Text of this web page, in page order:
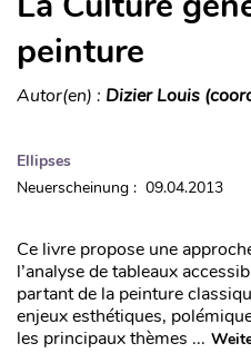
peinture
Autor(en) : Dizier Louis
Ellipses
Neuerscheinung : 09.04.2013
Ce livre propose une
l’analyse de tableaux
partant de la peinture
enjeux esthétiques,
les principaux thèmes ...